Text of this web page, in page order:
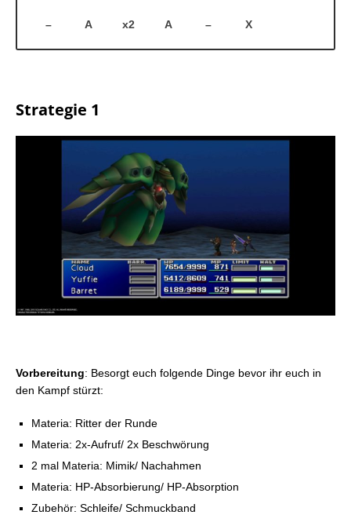
– A x2 A – X
Strategie 1
Vorbereitung: Besorgt euch folgende Dinge bevor ihr euch in
den Kampf stürzt:
Materia: Ritter der Runde
Materia: 2x-Aufruf/ 2x Beschwörung
2 mal Materia: Mimik/ Nachahmen
Materia: HP-Absorbierung/ HP-Absorption
Zubehör: Schleife/ Schmuckband